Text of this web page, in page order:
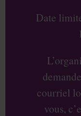
Date
courriel
vous,